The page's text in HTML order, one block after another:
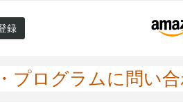
録
プログラムに問い